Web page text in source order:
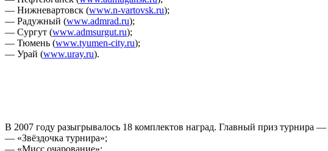
— Нижневартовск (www.n-vartovsk.ru);
— Радужный (www.admrad.ru);
— Сургут (www.admsurgut.ru);
— Тюмень (www.tyumen-city.ru);
— Урай (www.uray.ru).
В 2007 году разыгрывалось 18 комплектов наград. Главный приз
— «Звёздочка турнира»;
— «Мисс очарование»;